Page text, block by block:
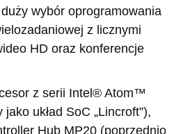
wybór oprogramowania
z licznymi
HD oraz konferencje
z serii Intel® Atom™
układ SoC „Lincroft”),
Hub MP20 (poprzednio